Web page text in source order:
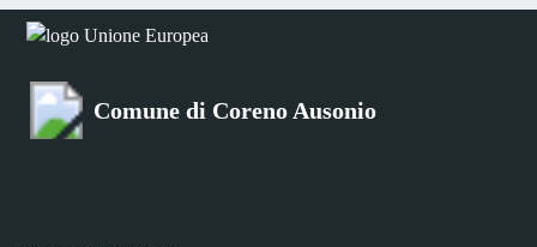
Comune di Coreno Ausonio